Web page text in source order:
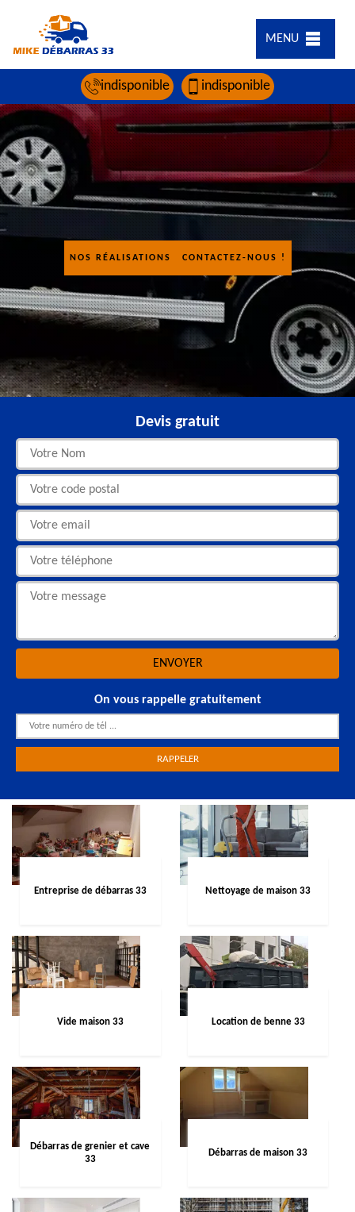
MENU
indisponible indisponible
NOS RÉALISATIONS CONTACTEZ-NOUS !
Devis gratuit
On vous rappelle gratuitement
Entreprise de débarras 33 Nettoyage de maison 33
Vide maison 33 Location de benne 33
Débarras de grenier et cave
33
Débarras de maison 33